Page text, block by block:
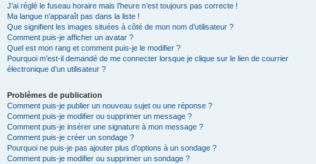
J’ai réglé le fuseau horaire mais l’heure n’est toujours pas correcte !
Ma langue n’apparaît pas dans la liste !
Que signifient les images situées à côté de mon nom d’utilisateur ?
Comment puis-je afficher un avatar ?
Quel est mon rang et comment puis-je le modifier ?
Pourquoi m’est-il demandé de me connecter lorsque je clique sur le lien de courrier
électronique d’un utilisateur ?
Problèmes de publication
Comment puis-je publier un nouveau sujet ou une réponse ?
Comment puis-je modifier ou supprimer un message ?
Comment puis-je insérer une signature à mon message ?
Comment puis-je créer un sondage ?
Pourquoi ne puis-je pas ajouter plus d’options à un sondage ?
Comment puis-je modifier ou supprimer un sondage ?